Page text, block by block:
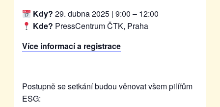
Kdy? 29. dubna 2025 | 9:00 – 12:00
Kde? PressCentrum ČTK, Praha
Více informací a registrace
Postupně se setkání budou věnovat všem pilířům
ESG: